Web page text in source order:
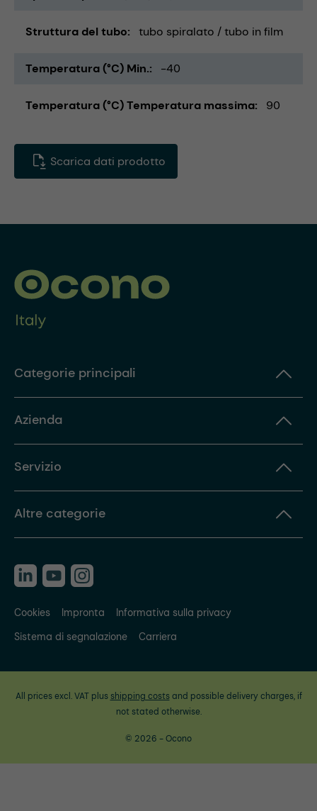
Struttura del tubo tubo spiralato / tubo in film
Temperatura (°C) Min. -40
Temperatura (°C) Temperatura massima 90
Scarica dati prodotto
Categorie principali
Azienda
Servizio
Altre categorie
Cookies Impronta
Informativa sulla privacy
Sistema di segnalazione
Carriera
All prices excl. VAT plus shipping costsand possible delivery charges, if
not stated otherwise.
© 2026 - Ocono